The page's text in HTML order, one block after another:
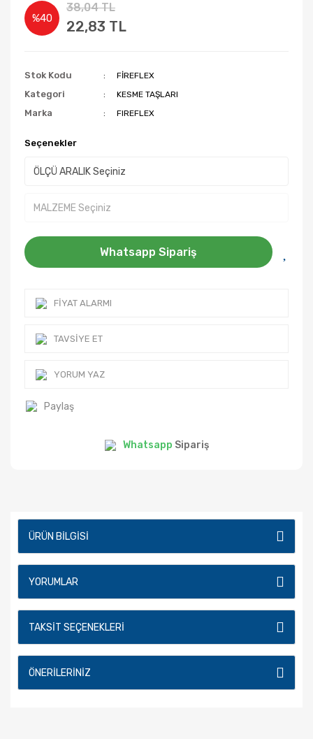
%40
38,04 TL
22,83 TL
Stok Kodu FİREFLEX
Kategori KESME TAŞLARI
Marka FIREFLEX
Seçenekler
Whatsapp Sipariş
FIYAT ALARMI
TAVSIYE ET
YORUM YAZ
Paylaş
Whatsapp Sipariş
ÜRÜN BILGISI
YORUMLAR
TAKSIT SEÇENEKLERI
ÖNERILERINIZ